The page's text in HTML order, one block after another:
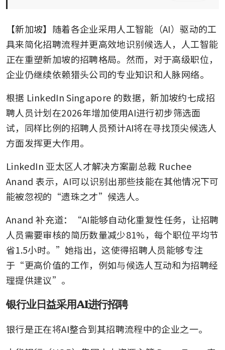
【新加坡】随着各企业采用人工智能（AI）驱动的工
具来简化招聘流程并更高效地识别候选人，人工智能
正在重塑新加坡的招聘格局。然而，对于高级职位，
企业仍继续依赖猎头公司的专业知识和人脉网络。
根据 LinkedIn Singapore 的数据，新加坡约七成招
聘人员计划在2026年增加使用AI进行初步筛选面
试，同样比例的招聘人员预计AI将在寻找顶尖候选人
方面发挥更大作用。
LinkedIn 亚太区人才解决方案副总裁 Ruchee
Anand 表示，AI可以识别出那些技能在其他情况下可
能被忽视的“遗珠之才”候选人。
Anand 补充道：“AI能够自动化重复性任务，让招聘
人员需要审核的简历数量减少81%，每个职位平均节
省1.5小时。”她指出，这使得招聘人员能够专注
于“更高价值的工作，例如与候选人互动和为招聘经
理提供建议”。
银行业日益采用AI进行招聘
银行是正在将AI整合到其招聘流程中的企业之一。